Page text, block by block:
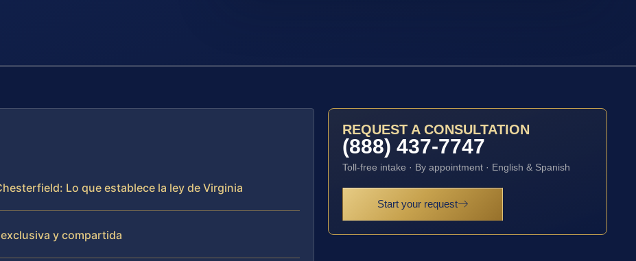
Lo que establece la ley de Virginia
y compartida
REQUEST A CONSULTATION
(888) 437-7747
Toll-free intake · By appointment · English & Spanish
Start your request